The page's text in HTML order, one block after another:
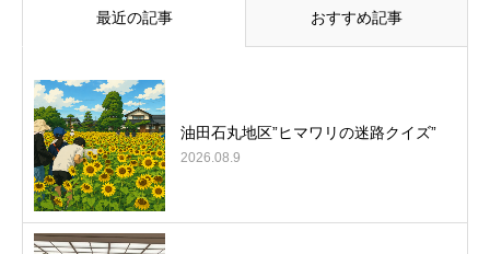
最近の記事 おすすめ記事
油田石丸地区”ヒマワリの迷路クイズ”
2026.08.9